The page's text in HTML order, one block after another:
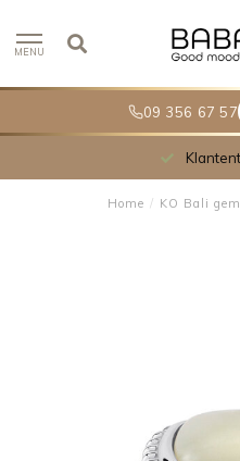
09 356 67 57
MENU
Home / KO Bali